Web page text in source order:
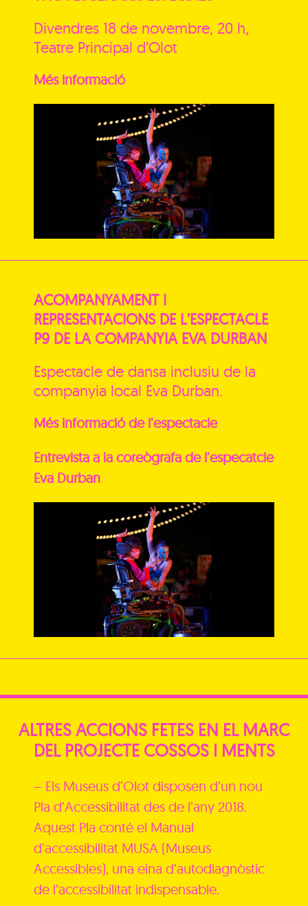
Divendres 18 de novembre, 20 h,
Teatre Principal d’Olot
Més informació
ACOMPANYAMENT I
REPRESENTACIONS DE L’ESPECTACLE
P9 DE LA COMPANYIA EVA DURBAN
Espectacle de dansa inclusiu de la
companyia local Eva Durban.
Més informació de l’espectacle
Entrevista a la coreògrafa de l’especatcle
Eva Durban
ALTRES ACCIONS FETES EN EL MARC
DEL PROJECTE COSSOS I MENTS
– Els Museus d’Olot disposen d’un nou
Pla d’Accessibilitat des de l’any 2018.
Aquest Pla conté el Manual
d’accessibilitat MUSA (Museus
Accessibles), una eina d’autodiagnòstic
de l’accessibilitat indispensable.